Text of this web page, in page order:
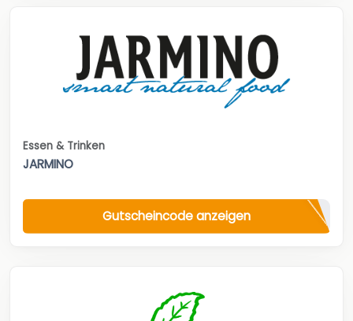
Essen & Trinken
JARMINO
Gutscheincode anzeigen